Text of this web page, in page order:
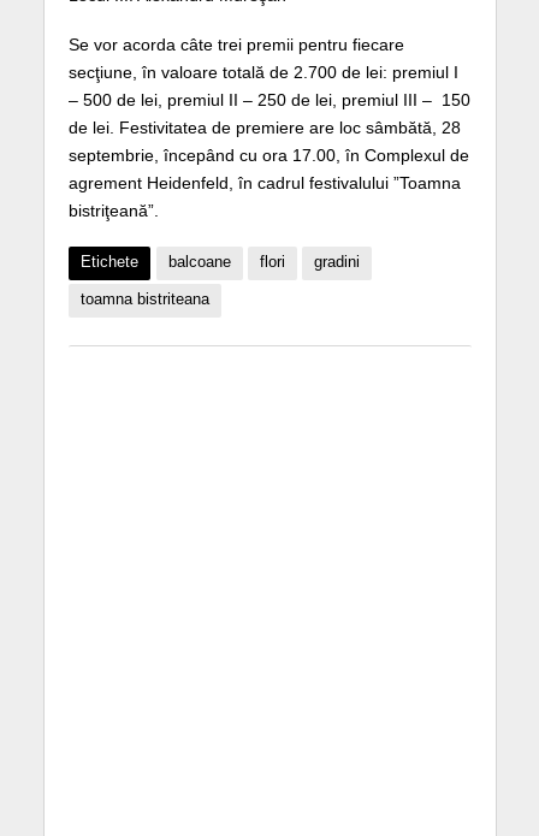
Se vor acorda câte trei premii pentru fiecare
secţiune, în valoare totală de 2.700 de lei: premiul I
– 500 de lei, premiul II – 250 de lei, premiul III – 150
de lei. Festivitatea de premiere are loc sâmbătă, 28
septembrie, începând cu ora 17.00, în Complexul de
agrement Heidenfeld, în cadrul festivalului ”Toamna
bistriţeană”.
Etichete balcoane flori gradini
toamna bistriteana